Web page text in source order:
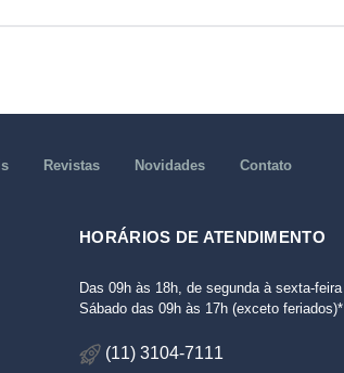
Revistas Novidades Contato
HORÁRIOS DE ATENDIMENTO
Das 09h às 18h, de segunda à sexta-feira
Sábado das 09h às 17h (exceto feriados)*
(11) 3104-7111